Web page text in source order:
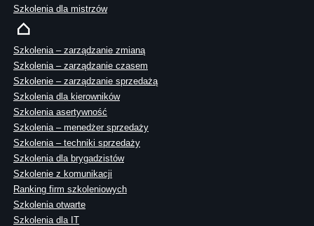
Szkolenia dla mistrzów
Szkolenia – zarządzanie zmianą
Szkolenia – zarządzanie czasem
Szkolenie – zarządzanie sprzedażą
Szkolenia dla kierowników
Szkolenia asertywność
Szkolenia – menedżer sprzedaży
Szkolenia – techniki sprzedaży
Szkolenia dla brygadzistów
Szkolenie z komunikacji
Ranking firm szkoleniowych
Szkolenia otwarte
Szkolenia dla IT